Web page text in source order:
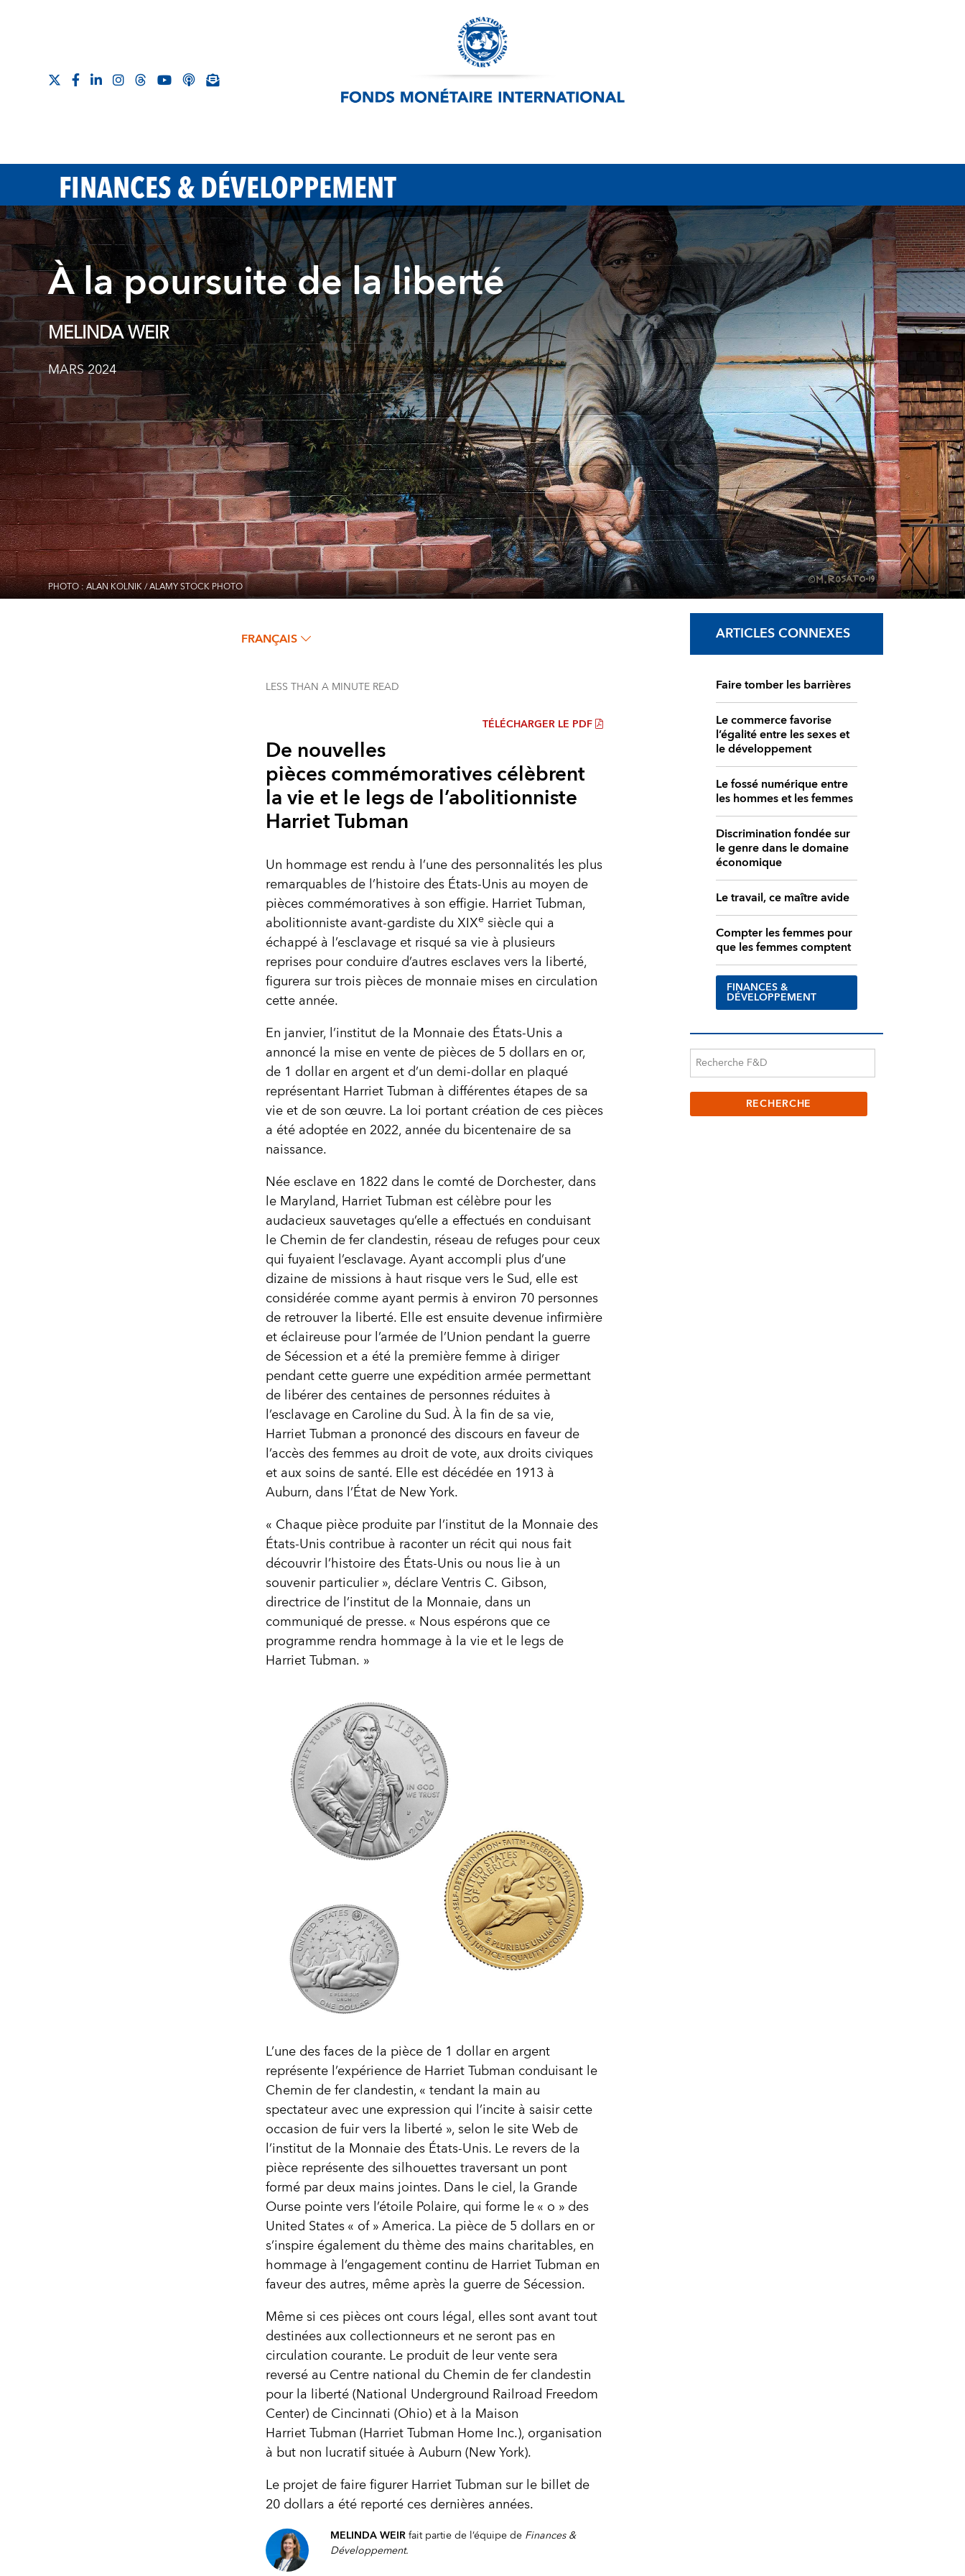
FINANCES & DÉVELOPPEMENT
À la poursuite de la liberté
MELINDA WEIR
MARS 2024
PHOTO : ALAN KOLNIK / ALAMY STOCK PHOTO
FRANÇAIS
LESS THAN A MINUTE READ
TÉLÉCHARGER LE PDF
De nouvelles
pièces commémoratives célèbrent
la vie et le legs de l’abolitionniste
Harriet Tubman
Un hommage est rendu à l’une des personnalités les plus
remarquables de l’histoire des États-Unis au moyen de
pièces commémoratives à son effigie. Harriet Tubman,
abolitionniste avant-gardiste du XIXesiècle qui a
échappé à l’esclavage et risqué sa vie à plusieurs
reprises pour conduire d’autres esclaves vers la liberté,
figurera sur trois pièces de monnaie mises en circulation
cette année.
En janvier, l’institut de la Monnaie des États-Unis a
annoncé la mise en vente de pièces de 5 dollars en or,
de 1 dollar en argent et d’un demi-dollar en plaqué
représentant Harriet Tubman à différentes étapes de sa
vie et de son œuvre. La loi portant création de ces pièces
a été adoptée en 2022, année du bicentenaire de sa
naissance.
Née esclave en 1822 dans le comté de Dorchester, dans
le Maryland, Harriet Tubman est célèbre pour les
audacieux sauvetages qu’elle a effectués en conduisant
le Chemin de fer clandestin, réseau de refuges pour ceux
qui fuyaient l’esclavage. Ayant accompli plus d’une
dizaine de missions à haut risque vers le Sud, elle est
considérée comme ayant permis à environ 70 personnes
de retrouver la liberté. Elle est ensuite devenue infirmière
et éclaireuse pour l’armée de l’Union pendant la guerre
de Sécession et a été la première femme à diriger
pendant cette guerre une expédition armée permettant
de libérer des centaines de personnes réduites à
l’esclavage en Caroline du Sud. À la fin de sa vie,
Harriet Tubman a prononcé des discours en faveur de
l’accès des femmes au droit de vote, aux droits civiques
et aux soins de santé. Elle est décédée en 1913 à
Auburn, dans l’État de New York.
« Chaque pièce produite par l’institut de la Monnaie des
États-Unis contribue à raconter un récit qui nous fait
découvrir l’histoire des États-Unis ou nous lie à un
souvenir particulier », déclare Ventris C. Gibson,
directrice de l’institut de la Monnaie, dans un
communiqué de presse. « Nous espérons que ce
programme rendra hommage à la vie et le legs de
Harriet Tubman. »
L’une des faces de la pièce de 1 dollar en argent
représente l’expérience de Harriet Tubman conduisant le
Chemin de fer clandestin, « tendant la main au
spectateur avec une expression qui l’incite à saisir cette
occasion de fuir vers la liberté », selon le site Web de
l’institut de la Monnaie des États-Unis. Le revers de la
pièce représente des silhouettes traversant un pont
formé par deux mains jointes. Dans le ciel, la Grande
Ourse pointe vers l’étoile Polaire, qui forme le « o » des
United States « of » America. La pièce de 5 dollars en or
s’inspire également du thème des mains charitables, en
hommage à l’engagement continu de Harriet Tubman en
faveur des autres, même après la guerre de Sécession.
Même si ces pièces ont cours légal, elles sont avant tout
destinées aux collectionneurs et ne seront pas en
circulation courante. Le produit de leur vente sera
reversé au Centre national du Chemin de fer clandestin
pour la liberté (National Underground Railroad Freedom
Center) de Cincinnati (Ohio) et à la Maison
Harriet Tubman (Harriet Tubman Home Inc.), organisation
à but non lucratif située à Auburn (New York).
Le projet de faire figurer Harriet Tubman sur le billet de
20 dollars a été reporté ces dernières années.
MELINDA WEIRfait partie de l’équipe de Finances &
Développement.
ARTICLES CONNEXES
Faire tomber les barrières
Le commerce favorise
l’égalité entre les sexes et
le développement
Le fossé numérique entre
les hommes et les femmes
Discrimination fondée sur
le genre dans le domaine
économique
Le travail, ce maître avide
Compter les femmes pour
que les femmes comptent
FINANCES &
DÉVELOPPEMENT